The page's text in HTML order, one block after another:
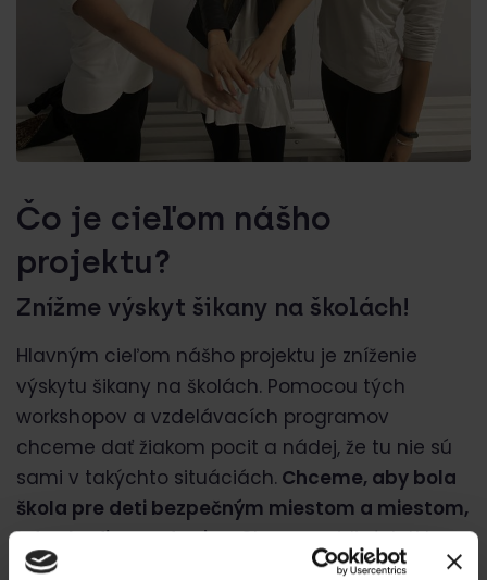
Čo je cieľom nášho
projektu?
Znížme výskyt šikany na školách!
Hlavným cieľom nášho projektu je zníženie
výskytu šikany na školách. Pomocou tých
workshopov a vzdelávacích programov
chceme dať žiakom pocit a nádej, že tu nie sú
sami v takýchto situáciách. Chceme, aby bola
škola pre deti bezpečným miestom a miestom,
kde chodia s radosťou.Chceme vidieť deti len s
úsmevom na tvári.